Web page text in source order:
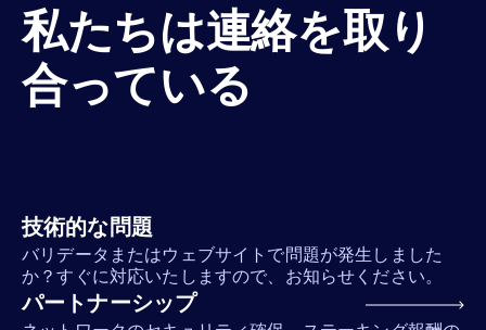
私たちは連絡を取り
合っている
技術的な問題
バリデータまたはウェブサイトで問題が発生しました
か？すぐに対応いたしますので、お知らせください。
パートナーシップ